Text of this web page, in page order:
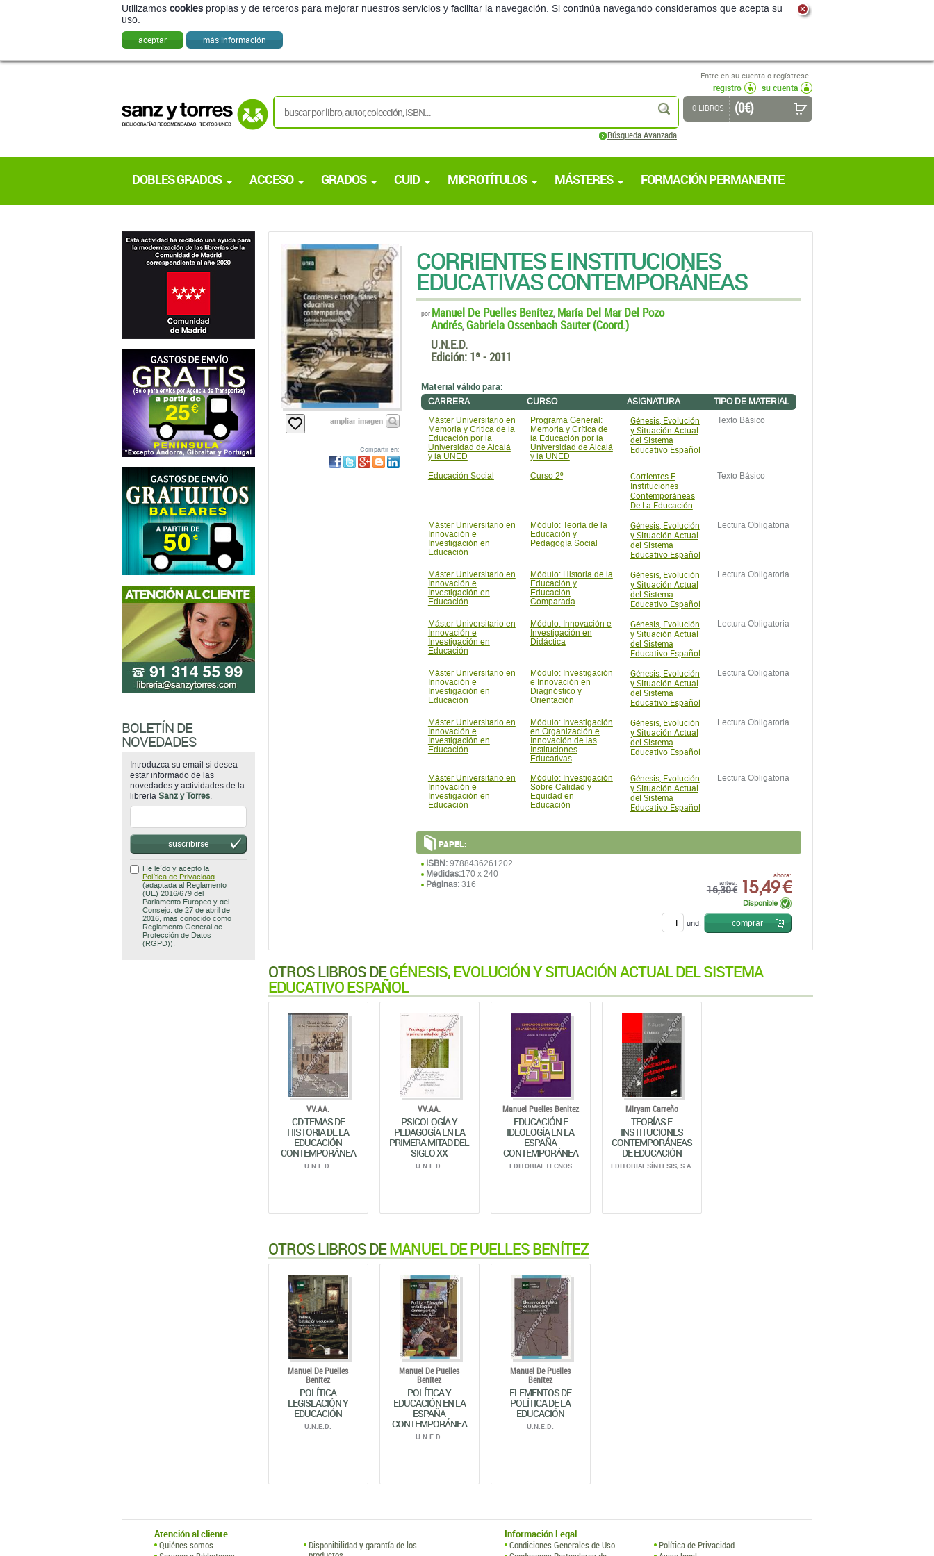
Utilizamos cookies propias y de terceros para mejorar nuestros servicios y facilitar la navegación. Si continúa navegando consideramos que acepta su
uso.
aceptar más información
Entre en su cuenta o regístrese.
registro
su cuenta
buscar
Búsqueda Avanzada
0 LIBROS (0 €)
DOBLES GRADOS ACCESO GRADOS CUID MICROTÍTULOS MÁSTERES FORMACIÓN PERMANENTE
CORRIENTES E INSTITUCIONES
EDUCATIVAS CONTEMPORÁNEAS
ampliar imagen
Compartir en:
por Manuel De Puelles Benítez, María Del Mar Del Pozo
Andrés,Gabriela Ossenbach Sauter (Coord.)
U.N.E.D.
Edición: 1ª - 2011
Material válido para:
CARRERA CURSO ASIGNATURA
TIPO DE MATERIAL
Máster Universitario en
Memoria y Critica de la
Educación por la
Universidad de Alcalá
y la UNED
Programa General:
Memoria y Crítica de
la Educación por la
Universidad de Alcalá
y la UNED
Génesis, Evolución
y Situación Actual
del Sistema
Educativo Español
Texto Básico
Educación Social Curso 2º
Corrientes E
Instituciones
Contemporáneas
De La Educación
Texto Básico
Máster Universitario en
Innovación e
Investigación en
Educación
Módulo: Teoría de la
Educación y
Pedagogía Social
Génesis, Evolución
y Situación Actual
del Sistema
Educativo Español
Lectura Obligatoria
Máster Universitario en
Innovación e
Investigación en
Educación
Módulo: Historia de la
Educación y
Educación
Comparada
Génesis, Evolución
y Situación Actual
del Sistema
Educativo Español
Lectura Obligatoria
Máster Universitario en
Innovación e
Investigación en
Educación
Módulo: Innovación e
Investigación en
Didáctica
Génesis, Evolución
y Situación Actual
del Sistema
Educativo Español
Lectura Obligatoria
Máster Universitario en
Innovación e
Investigación en
Educación
Módulo: Investigación
e Innovación en
Diagnóstico y
Orientación
Génesis, Evolución
y Situación Actual
del Sistema
Educativo Español
Lectura Obligatoria
Máster Universitario en
Innovación e
Investigación en
Educación
Módulo: Investigación
en Organización e
Innovación de las
Instituciones
Educativas
Génesis, Evolución
y Situación Actual
del Sistema
Educativo Español
Lectura Obligatoria
Máster Universitario en
Innovación e
Investigación en
Educación
Módulo: Investigación
Sobre Calidad y
Equidad en
Educación
Génesis, Evolución
y Situación Actual
del Sistema
Educativo Español
Lectura Obligatoria
PAPEL:
ISBN:9788436261202
Medidas:170 x 240
Páginas:316 antes:
16,30 €
ahora:
15,49 €
Disponible
und. comprar
OTROS LIBROS DEGÉNESIS, EVOLUCIÓN Y SITUACIÓN ACTUAL DEL SISTEMA
EDUCATIVO ESPAÑOL
VV.AA.
CD TEMAS DE
HISTORIA DE LA
EDUCACIÓN
CONTEMPORÁNEA
U.N.E.D.
VV.AA.
PSICOLOGÍA Y
PEDAGOGÍA EN LA
PRIMERA MITAD DEL
SIGLO XX
U.N.E.D.
Manuel Puelles Benitez
EDUCACIÓN E
IDEOLOGÍA EN LA
ESPAÑA
CONTEMPORÁNEA
EDITORIAL TECNOS
Miryam Carreño
TEORÍAS E
INSTITUCIONES
CONTEMPORÁNEAS
DE EDUCACIÓN
EDITORIAL SÍNTESIS, S.A.
OTROS LIBROS DEMANUEL DE PUELLES BENÍTEZ
Manuel De Puelles
Benítez
POLÍTICA
LEGISLACIÓN Y
EDUCACIÓN
U.N.E.D.
Manuel De Puelles
Benítez
POLÍTICA Y
EDUCACIÓN EN LA
ESPAÑA
CONTEMPORÁNEA
U.N.E.D.
Manuel De Puelles
Benítez
ELEMENTOS DE
POLÍTICA DE LA
EDUCACIÓN
U.N.E.D.
BOLETÍN DE
NOVEDADES
Introduzca su email si desea
estar informado de las
novedades y actividades de la
librería Sanz y Torres.
suscribirse
He leído y acepto la
Política de Privacidad
(adaptada al Reglamento
(UE) 2016/679 del
Parlamento Europeo y del
Consejo, de 27 de abril de
2016, mas conocido como
Reglamento General de
Protección de Datos
(RGPD)).
Atención al cliente
Quiénes somos
Disponibilidad y garantía de los
Información Legal
Condiciones Generales de Uso
Política de Privacidad